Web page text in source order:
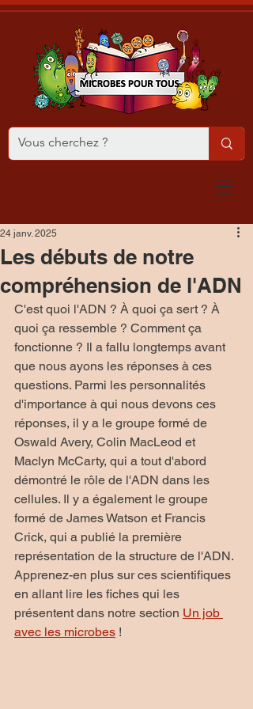
Les débuts de notre
compréhension de l'ADN
24 janv. 2025
C'est quoi l'ADN ? À quoi ça sert ? À
quoi ça ressemble ? Comment ça
fonctionne ? Il a fallu longtemps avant
que nous ayons les réponses à ces
questions. Parmi les personnalités
d'importance à qui nous devons ces
réponses, il y a le groupe formé de
Oswald Avery, Colin MacLeod et
Maclyn McCarty, qui a tout d'abord
démontré le rôle de l'ADN dans les
cellules. Il y a également le groupe
formé de James Watson et Francis
Crick, qui a publié la première
représentation de la structure de l'ADN.
Apprenez-en plus sur ces scientifiques
en allant lire les fiches qui les
présentent dans notre section Un job
avec les microbes !